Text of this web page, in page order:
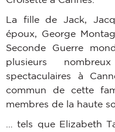
La fille de Jack,
époux, George
Seconde Guerre
plusieurs
spectaculaires à
commun de cette
membres de la haute
… tels que Elizabeth